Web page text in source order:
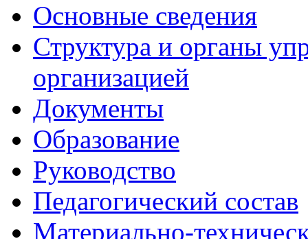
Основные сведения
Структура и органы
организацией
Документы
Образование
Руководство
Педагогический состав
Материально-